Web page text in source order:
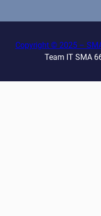
c
Copyright © 2025 –
Team IT SMA